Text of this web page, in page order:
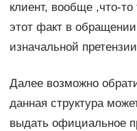
клиент, вообще ,что-
этот факт в
изначальной
Далее возможно
данная структура
выдать официальное